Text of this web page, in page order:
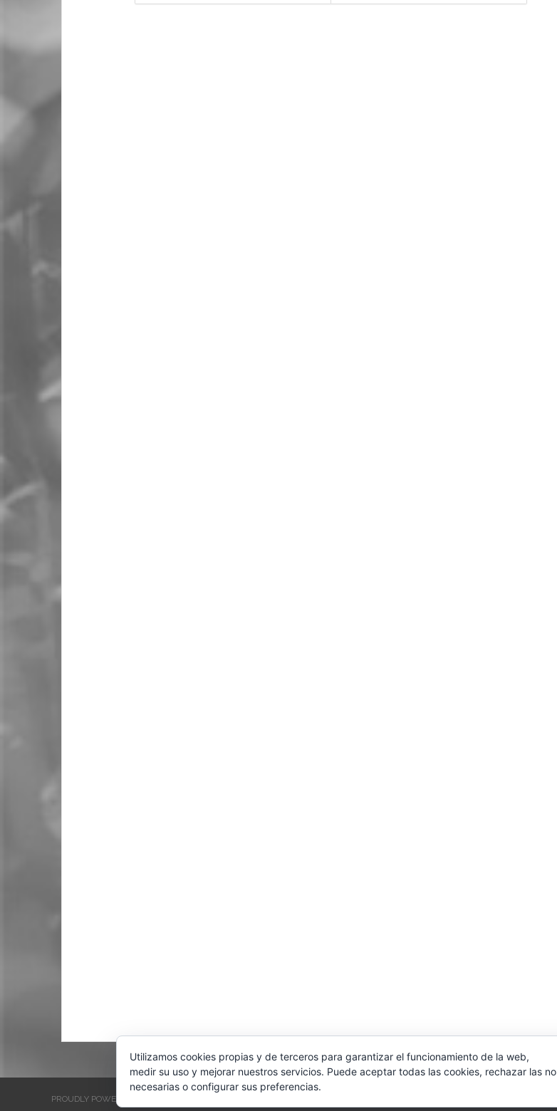
por extinción de contrato temporal
sentenciando los tribunales? 7
PROUDLY POWERED BY WORDPRESS
Utilizamos cookies propias y de terceros para garantizar el funcionamiento de la web,
medir su uso y mejorar nuestros servicios. Puede aceptar todas las cookies, rechazar las no
necesarias o configurar sus preferencias.